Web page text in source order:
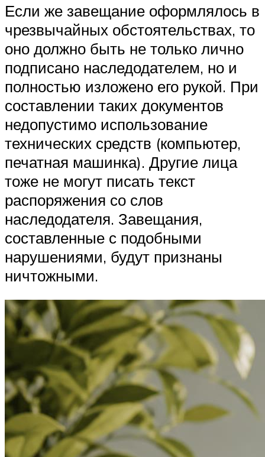
Если же завещание оформлялось в
чрезвычайных обстоятельствах, то
оно должно быть не только лично
подписано наследодателем, но и
полностью изложено его рукой. При
составлении таких документов
недопустимо использование
технических средств (компьютер,
печатная машинка). Другие лица
тоже не могут писать текст
распоряжения со слов
наследодателя. Завещания,
составленные с подобными
нарушениями, будут признаны
ничтожными.